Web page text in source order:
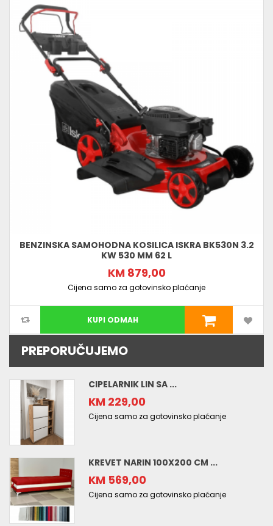
BENZINSKA SAMOHODNA KOSILICA ISKRA BK530N 3.2
KW 530 MM 62 L
KM 879,00
Cijena samo za gotovinsko plaćanje
KUPI ODMAH
PREPORUČUJEMO
CIPELARNIK LIN SA ...
KM 229,00
Cijena samo za gotovinsko plaćanje
KREVET NARIN 100X200 CM ...
KM 569,00
Cijena samo za gotovinsko plaćanje